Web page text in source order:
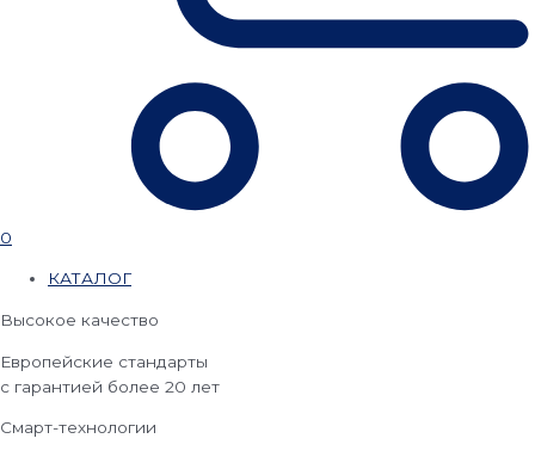
0
КАТАЛОГ
Высокое качество
Европейские стандарты
с гарантией более 20 лет
Смарт-технологии